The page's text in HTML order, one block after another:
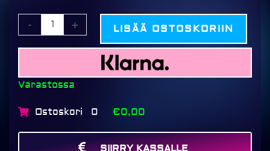
- + LISÄÄ OSTOSKORIIN
Varastossa
Ostoskori 0 €0,00
SIIRRY KASSALLE